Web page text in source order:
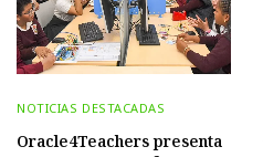
NOTICIAS DESTACADAS
Oracle4Teachers presenta